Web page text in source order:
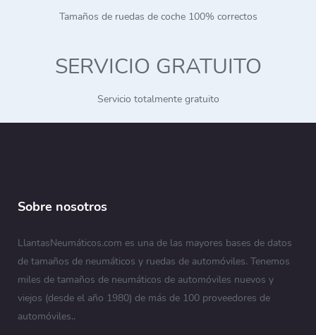
Tamaños de ruedas de coche 100% correctos
SERVICIO GRATUITO
Servicio totalmente gratuito
Sobre nosotros
LlantasNeumáticos.com es una de las mayores bases de datos
de tamaños de neumáticos y ruedas de automóviles. Tenemos
miles de tamaños de neumáticos de automóviles nuevos y
viejos (desde el año 1980) de más de 100 proveedores de
automóviles..